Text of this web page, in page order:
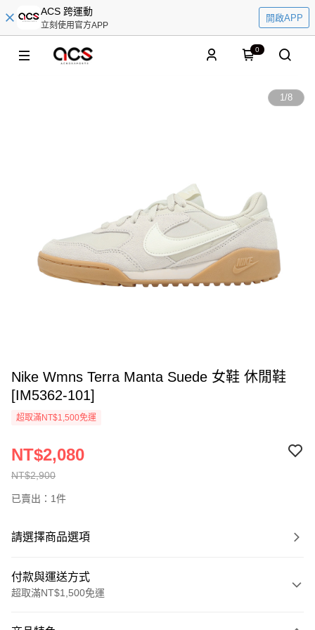
ACS 跨運動
立刻使用官方APP
開啟APP
0
1/8
Nike Wmns Terra Manta Suede 女鞋 休閒鞋
[IM5362-101]
超取滿NT$1,500免運
NT$2,900
NT$2,080
已賣出：1件
請選擇商品選項
付款與運送方式
超取滿NT$1,500免運